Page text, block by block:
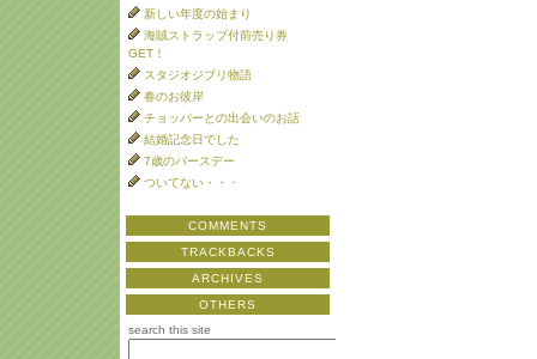
新しい年度の始まり
海賊ストラップ付前売り券
GET！
スタジオジブリ物語
春のお彼岸
チョッパーとの出会いのお話
結婚記念日でした
7歳のバースデー
ついてない・・・
COMMENTS
TRACKBACKS
ARCHIVES
OTHERS
search this site